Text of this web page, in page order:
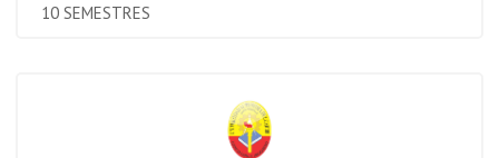
10 SEMESTRES